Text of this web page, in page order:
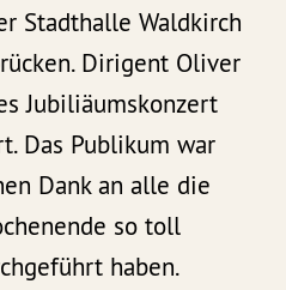
Stadthalle Waldkirch
Dirigent Oliver
Jubiliäumskonzert
Das Publikum war
Dank an alle die
so toll
haben.